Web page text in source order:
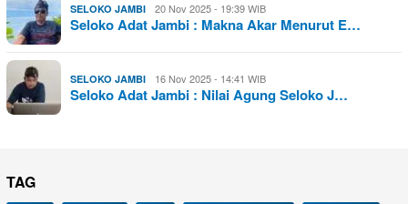
SELOKO JAMBI 20 Nov 2025 - 19:39 WIB
Seloko Adat Jambi : Makna Akar Menurut E…
SELOKO JAMBI 16 Nov 2025 - 14:41 WIB
Seloko Adat Jambi : Nilai Agung Seloko J…
TAG